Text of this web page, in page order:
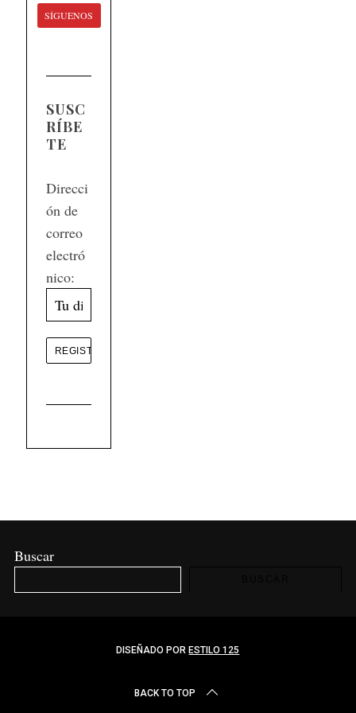
SÍGUENOS
SUSC
RÍBE
TE
Direcci
ón de
correo
electró
nico:
Buscar
DISEÑADO PORESTILO 125
BACK TO TOP